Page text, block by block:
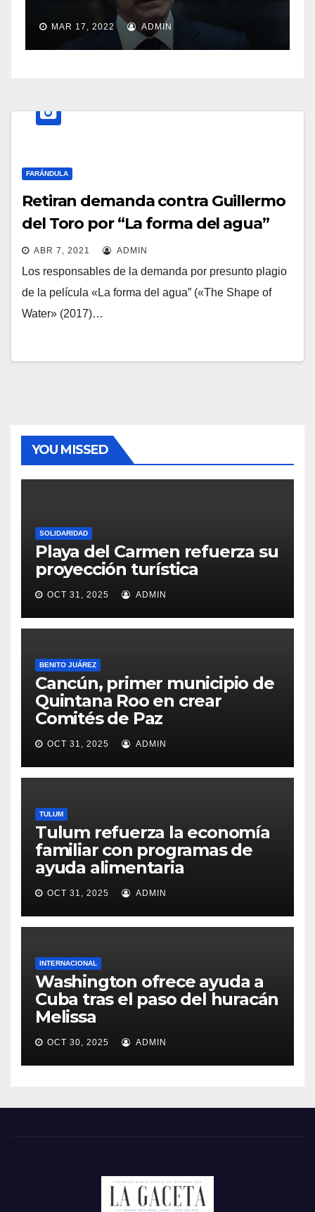
MAR 17, 2022 ADMIN
FARÁNDULA
Retiran demanda contra Guillermo
del Toro por “La forma del agua”
ABR 7, 2021 ADMIN
Los responsables de la demanda por presunto plagio
de la película «La forma del agua” («The Shape of
Water» (2017)…
YOU MISSED
SOLIDARIDAD
Playa del Carmen refuerza su
proyección turística
OCT 31, 2025 ADMIN
BENITO JUÁREZ
Cancún, primer municipio de
Quintana Roo en crear
Comités de Paz
OCT 31, 2025 ADMIN
TULUM
Tulum refuerza la economía
familiar con programas de
ayuda alimentaria
OCT 31, 2025 ADMIN
INTERNACIONAL
Washington ofrece ayuda a
Cuba tras el paso del huracán
Melissa
OCT 30, 2025 ADMIN